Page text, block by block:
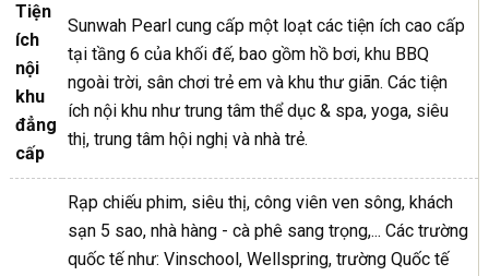
Tiện
ích
nội
khu
đẳng
cấp
Sunwah Pearl cung cấp một loạt các tiện ích cao cấp
tại tầng 6 của khối đế, bao gồm hồ bơi, khu BBQ
ngoài trời, sân chơi trẻ em và khu thư giãn. Các tiện
ích nội khu như trung tâm thể dục & spa, yoga, siêu
thị, trung tâm hội nghị và nhà trẻ.
Rạp chiếu phim, siêu thị, công viên ven sông, khách
sạn 5 sao, nhà hàng - cà phê sang trọng,... Các trường
quốc tế như: Vinschool, Wellspring, trường Quốc tế